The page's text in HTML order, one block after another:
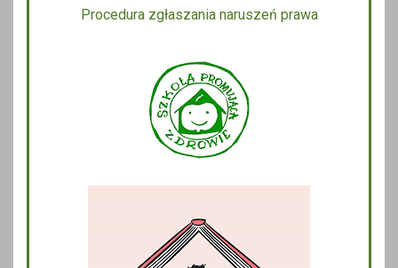
Procedura zgłaszania naruszeń prawa